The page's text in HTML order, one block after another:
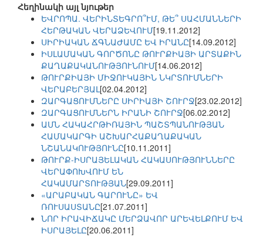
Հեղինակի այլ նյութեր
ԵՎՐՈՊԱ. ՎԵՐԻՆՏԵԳՐՈ՞ՒՄ, ԹԵ՞ ՍԱՀՄԱՆՆԵՐԻ
ՀԵՐԹԱԿԱՆ ՎԵՐԱՁԵՎՈՒՄ[19.11.2012]
ՍԻՐԻԱԿԱՆ ՃԳՆԱԺԱՄԸ ԵՎ ԻՐԱՆԸ[14.09.2012]
ԻՍԼԱՄԱԿԱՆ ԳՈՐԾՈՆԸ ԹՈՒՐՔԻԱՅԻ ԱՐՏԱՔԻՆ
ՔԱՂԱՔԱԿԱՆՈՒԹՅՈՒՆՈՒՄ[14.06.2012]
ԹՈՒՐՔԻԱՅԻ ՄԻՋՈՒԿԱՅԻՆ ՆԿՐՏՈՒՄՆԵՐԻ
ՎԵՐԱԲԵՐՅԱԼ[02.04.2012]
ԶԱՐԳԱՑՈՒՄՆԵՐԸ ՍԻՐԻԱՅԻ ՇՈՒՐՋ[23.02.2012]
ԶԱՐԳԱՑՈՒՄՆԵՐՆ ԻՐԱՆԻ ՇՈՒՐՋ[06.02.2012]
ԱՄՆ ՀԱԿԱՀՐԹԻՌԱՅԻՆ ՊԱՇՏՊԱՆՈՒԹՅԱՆ
ՀԱՄԱԿԱՐԳԻ ԱՇԽԱՐՀԱՔԱՂԱՔԱԿԱՆ
ՆՇԱՆԱԿՈՒԹՅՈՒՆԸ[10.11.2011]
ԹՈՒՐՔ-ԻՍՐԱՅԵԼԱԿԱՆ ՀԱԿԱՍՈՒԹՅՈՒՆՆԵՐԸ
ՎԵՐԱՓՈԽՎՈՒՄ ԵՆ
ՀԱԿԱՄԱՐՏՈՒԹՅԱՆ[29.09.2011]
«ԱՐԱԲԱԿԱՆ ԳԱՐՈՒՆԸ» ԵՎ
ՌՈՒՍԱՍՏԱՆԸ[21.07.2011]
ՆՈՐ ԻՐԱՎԻՃԱԿԸ ՄԵՐՁԱՎՈՐ ԱՐԵՎԵԼՔՈՒՄ ԵՎ
ԻՍՐԱՅԵԼԸ[20.06.2011]